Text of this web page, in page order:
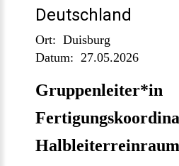
Deutschland
Ort: Duisburg
Datum: 27.05.2026
Gruppenleiter*in
Halbleiterreinraum